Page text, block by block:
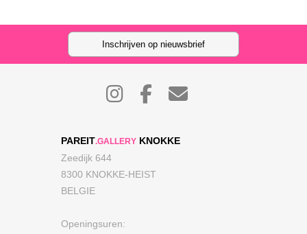
Inschrijven op nieuwsbrief
PAREIT.GALLERY KNOKKE
Zeedijk 644
8300 KNOKKE-HEIST
BELGIE
Openingsuren: